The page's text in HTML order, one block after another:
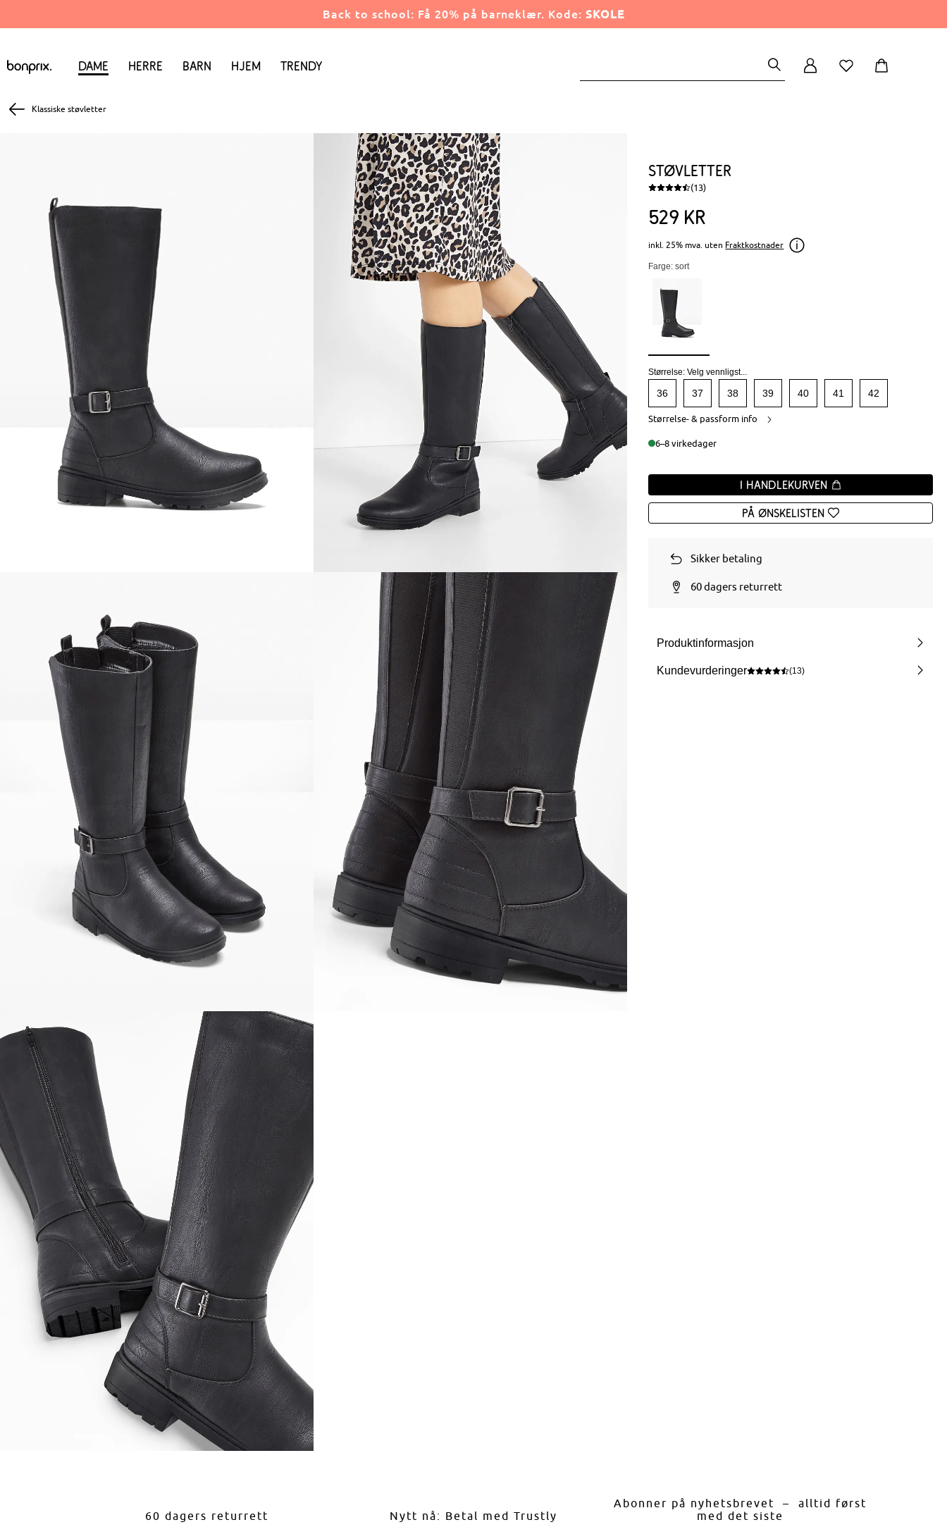
Back to school: Få 20% på barneklær. Kode: SKOLE
Dame Herre Barn Hjem Trendy
Klassiske støvletter
Støvletter
(13)
529 kr
inkl. 25% mva. uten Fraktkostnader
Farge: sort
Størrelse:Velg vennligst...
36 37 38 39 40 41 42
Størrelse- & passform info
6–8 virkedager
I handlekurven
På ønskelisten
Sikker betaling
60 dagers returrett
Produktinformasjon
Kundevurderinger (13)
60 dagers returrett Nytt nå: Betal med Trustly
Abonner på nyhetsbrevet – alltid først
med det siste